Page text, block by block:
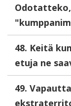
48. Keitä
etuja ne
49.